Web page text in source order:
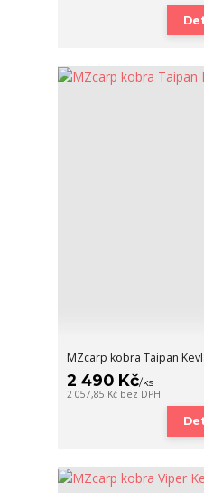
MZcarp kobra Taipan
2 490 Kč/ks
2 057,85 Kč bez DPH